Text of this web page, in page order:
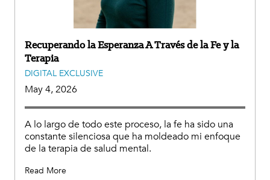
Recuperando la Esperanza A Través de la Fe y la
Terapia
DIGITAL EXCLUSIVE
May 4, 2026
A lo largo de todo este proceso, la fe ha sido una
constante silenciosa que ha moldeado mi enfoque
de la terapia de salud mental.
Read More